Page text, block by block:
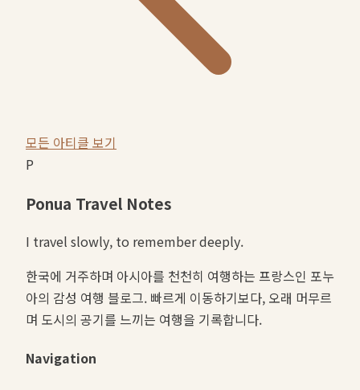
모든 아티클 보기
P
Ponua Travel Notes
I travel slowly, to remember deeply.
한국에 거주하며 아시아를 천천히 여행하는 프랑스인 포누
아의 감성 여행 블로그. 빠르게 이동하기보다, 오래 머무르
며 도시의 공기를 느끼는 여행을 기록합니다.
Navigation